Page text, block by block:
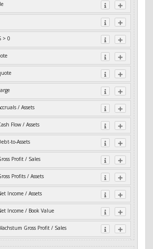
> 0
/ Assets
Flow / Assets
to-Assets
Profit / Sales
Profits / Assets
Income / Assets
Income / Book Value
Gross Profit / Sales
Residual Cash Flow / Assets